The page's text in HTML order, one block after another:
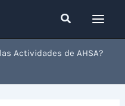
Buscar
Actividades de AHSA?